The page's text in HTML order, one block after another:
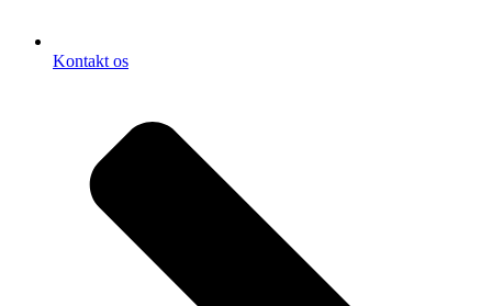
Kontakt os